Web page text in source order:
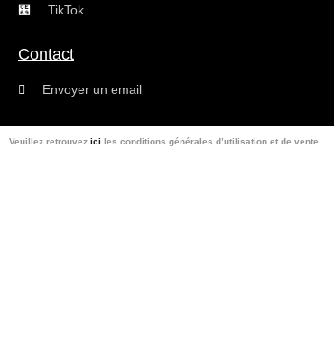
TikTok
Contact
Envoyer un email
Veuillez retrouvez ici les conditions générales d’utilisation et de vente.